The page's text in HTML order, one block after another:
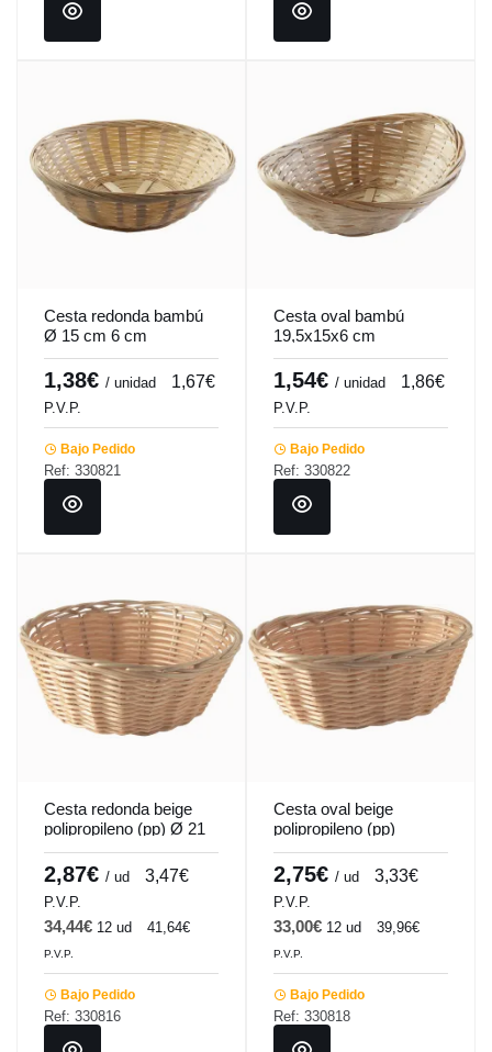
Cesta redonda bambú
Ø 15 cm 6 cm
Pro.mundi
1,38€ / unidad 1,67€
P.V.P.
Bajo Pedido
Ref: 330821
Cesta oval bambú
19,5x15x6 cm
Pro.mundi
1,54€ / unidad 1,86€
P.V.P.
Bajo Pedido
Ref: 330822
Cesta redonda beige
polipropileno (pp) Ø 21
cm 6,5 cm Pro.mundi
2,87€ / ud 3,47€
P.V.P.
34,44€ 12 ud 41,64€
P.V.P.
Bajo Pedido
Ref: 330816
Cesta oval beige
polipropileno (pp)
23x15x6,5 cm
Pro.mundi
2,75€ / ud 3,33€
P.V.P.
33,00€ 12 ud 39,96€
P.V.P.
Bajo Pedido
Ref: 330818